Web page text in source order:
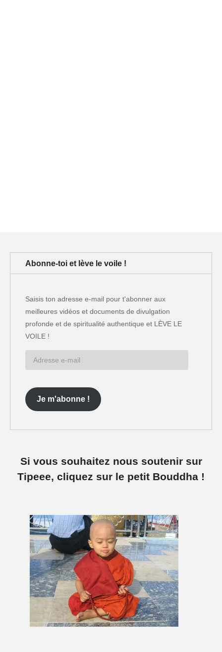
Abonne-toi et lève le voile !
Saisis ton adresse e-mail pour t'abonner aux
meilleures vidéos et documents de divulgation
profonde et de spiritualité authentique et LÈVE LE
VOILE !
Je m'abonne !
Si vous souhaitez nous soutenir sur
Tipeee, cliquez sur le petit Bouddha !